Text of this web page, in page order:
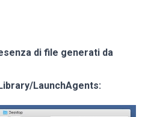
di file generati da
LaunchAgents: